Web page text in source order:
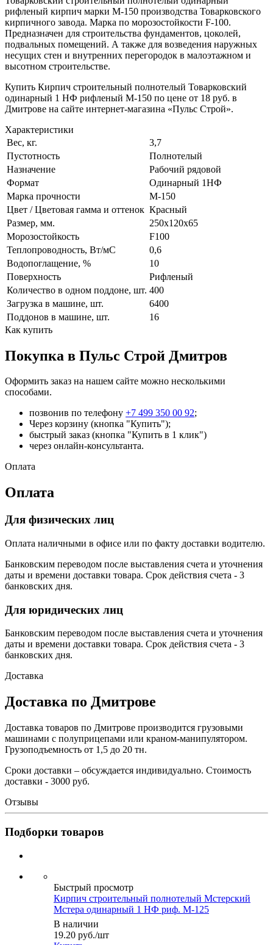
рифленый кирпич марки М-150 производства Товарковского
кирпичного завода. Марка по морозостойкости F-100.
Предназначен для строительства фундаментов, цоколей,
подвальных помещений. А также для возведения наружных
несущих стен и внутренних перегородок в малоэтажном и
высотном строительстве.
Купить Кирпич строительный полнотелый Товарковский
одинарный 1 НФ рифленый М-150 по цене от 18 руб. в
Дмитрове на сайте интернет-магазина «Пульс Строй».
Характеристики
Вес, кг.
3,7
Пустотность
Полнотелый
Назначение
Рабочий рядовой
Формат
Одинарный 1НФ
Марка прочности
М-150
Цвет / Цветовая гамма и оттенок Красный
Размер, мм.
250х120х65
Морозостойкость
F100
Теплопроводность, Вт/мC
0,6
Водопоглащение, %
10
Поверхность
Рифленый
Количество в одном поддоне, шт. 400
Загрузка в машине, шт.
6400
Поддонов в машине, шт.
16
Как купить
Покупка в Пульс Строй Дмитров
Оформить заказ на нашем сайте можно несколькими
способами.
позвонив по телефону +7 499 350 00 92;
Через корзину (кнопка "Купить");
быстрый заказ (кнопка "Купить в 1 клик")
через онлайн-консультанта.
Оплата
Оплата
Для физических лиц
Оплата наличными в офисе или по факту доставки водителю.
Банковским переводом после выставления счета и уточнения
даты и времени доставки товара. Срок действия счета - 3
банковских дня.
Для юридических лиц
Банковским переводом после выставления счета и уточнения
даты и времени доставки товара. Срок действия счета - 3
банковских дня.
Доставка
Доставка по Дмитрове
Доставка товаров по Дмитрове производится грузовыми
машинами с полуприцепами или краном-манипулятором.
Грузоподъемность от 1,5 до 20 тн.
Сроки доставки – обсуждается индивидуально. Стоимость
доставки - 3000 руб.
Отзывы
Подборки товаров
Быстрый просмотр
Кирпич строительный полнотелый Мстерский
Мстера одинарный 1 НФ риф. М-125
В наличии
19.20 руб./шт